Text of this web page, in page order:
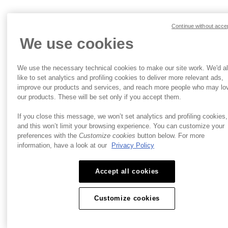
We use cookies
We use the necessary technical cookies to make our site work. We'd
like to set analytics and profiling cookies to deliver more relevant ads,
improve our products and services, and reach more people who may
our products. These will be set only if you accept them.
If you close this message, we won’t set analytics and profiling cookies,
and this won’t limit your browsing experience. You can customize your
preferences with theCustomize cookies button below. For more
information, have a look at our
Privacy Policy
Accept all cookies
Customize cookies
Continue without